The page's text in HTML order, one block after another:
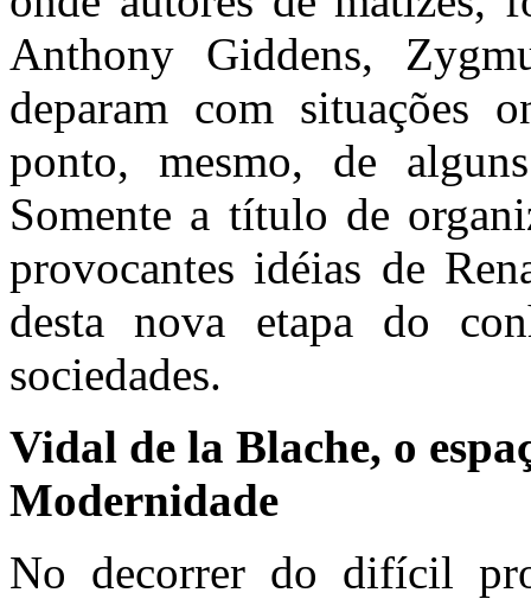
Anthony Giddens,
deparam com situações
ponto, mesmo, de
Somente a título de
provocantes idéias de
desta nova etapa do
sociedades.
Vidal de la Blache, o
Modernidade
No decorrer do difícil